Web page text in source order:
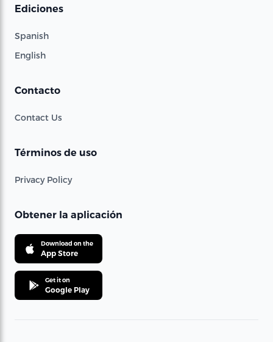
Ediciones
Spanish
English
Contacto
Contact Us
Términos de uso
Privacy Policy
Obtener la aplicación
Download on the
App Store
Get it on
Google Play